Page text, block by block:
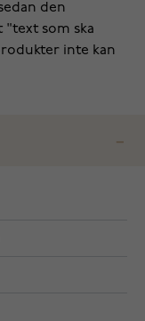
den
"text som ska
inte kan